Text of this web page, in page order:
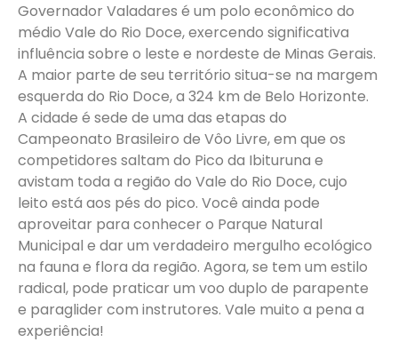
Governador Valadares é um polo econômico do
médio Vale do Rio Doce, exercendo significativa
influência sobre o leste e nordeste de Minas Gerais.
A maior parte de seu território situa-se na margem
esquerda do Rio Doce, a 324 km de Belo Horizonte.
A cidade é sede de uma das etapas do
Campeonato Brasileiro de Vôo Livre, em que os
competidores saltam do Pico da Ibituruna e
avistam toda a região do Vale do Rio Doce, cujo
leito está aos pés do pico. Você ainda pode
aproveitar para conhecer o Parque Natural
Municipal e dar um verdadeiro mergulho ecológico
na fauna e flora da região. Agora, se tem um estilo
radical, pode praticar um voo duplo de parapente
e paraglider com instrutores. Vale muito a pena a
experiência!